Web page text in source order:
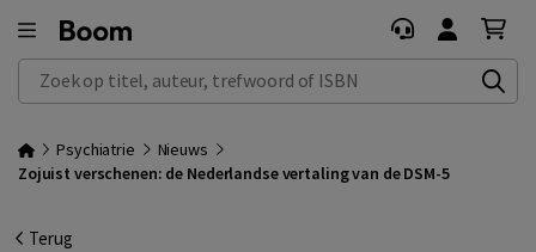
Zoek op titel, auteur, trefwoord of ISBN
Psychiatrie
Nieuws
Zojuist verschenen: de Nederlandse vertaling van de DSM-5
Terug